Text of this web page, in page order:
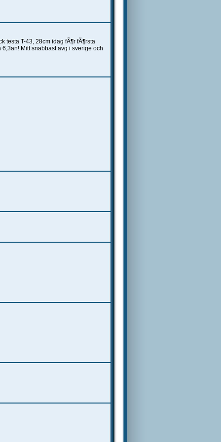
testa T-43, 28cm idag fÃ¶r fÃ¶rsta
Mitt snabbast avg i sverige och